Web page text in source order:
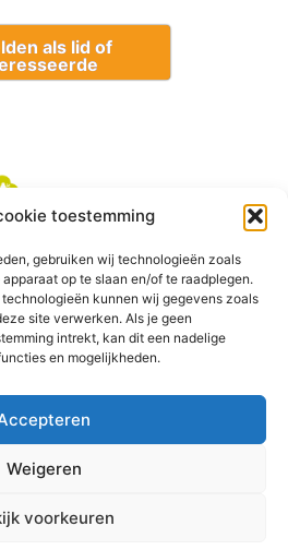
toestemming
gebruiken wij technologieën zoals
op te slaan en/of te raadplegen.
kunnen wij gegevens zoals
site verwerken. Als je geen
intrekt, kan dit een nadelige
en mogelijkheden.
Weigeren
voorkeuren
als lid of